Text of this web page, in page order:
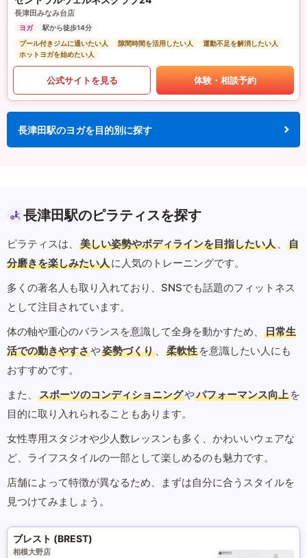
長津田みなみ台店
ヨガ
駅から徒歩14分
プール付きジムに通いたい人
隙間時間を活用したい人
運動不足を解消したい人
ホットヨガを始めたい人
公式サイトを見る 体験・相談予約
長津田駅のヨガを目的別に探す
長津田駅のピラティスを探す
ピラティスは、 美しい姿勢やボディラインを目指したい人 、
自
分磨きを楽しみたい人に人気のトレーニングです。
多くの著名人も取り入れており、SNSでも話題のフィットネス
として注目されています。
体の軸や重心のバランスを意識して全身を動かすため、
日常生
活での動きやすさや姿勢づくり 、 柔軟性 を意識したい人にも
おすすめです。
また、
スポーツのコンディショニングやパフォーマンス向上 を
目的に取り入れられることもあります。
女性専用スタジオや少人数レッスンも多く、かわいいウェアな
ど、ライフスタイルの一部として楽しめるのも魅力です。
店舗によって特徴が異なるため、まずは自分に合うスタイルを
見つけてみましょう。
ブレスト (BREST)
相模大野店